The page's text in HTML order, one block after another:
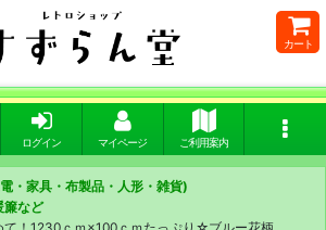
カート
ログイン マイページ ご利用案内
・家具・布製品・人形・雑貨)
簾など